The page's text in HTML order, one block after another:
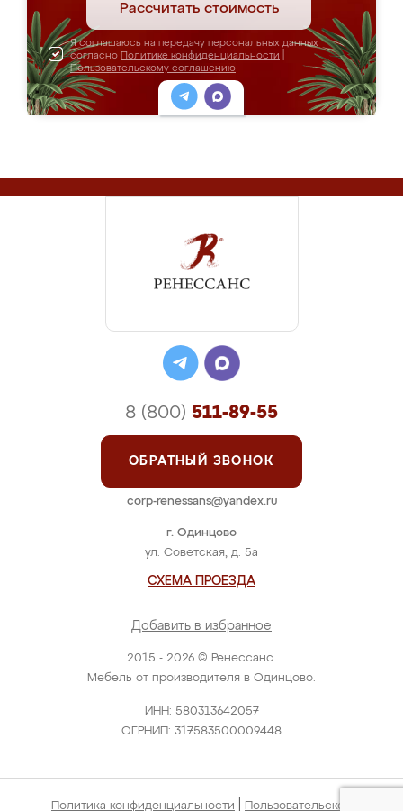
Рассчитать стоимость
Я соглашаюсь на передачу персональных данных
согласно Политике конфиденциальности
Пользовательскому соглашению
2015 - 2026 © Ренессанс.
Мебель от производителя в Одинцово.
ИНН: 580313642057
ОГРНИП: 317583500009448
г. Одинцово
ул. Советская, д. 5а
СХЕМА ПРОЕЗДА
Добавить в избранное
8 (800) 511-89-55
ОБРАТНЫЙ ЗВОНОК
corp-renessans@yandex.ru
Политика конфиденциальности Пользовательское